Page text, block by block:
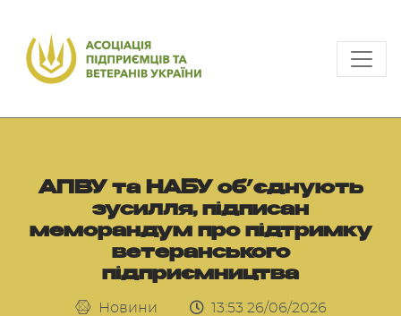
АПВУ та НАБУ об’єднують
зусилля, підписан
меморандум про підтримку
ветеранського
підприємництва
Новини 13:53 26/06/2026